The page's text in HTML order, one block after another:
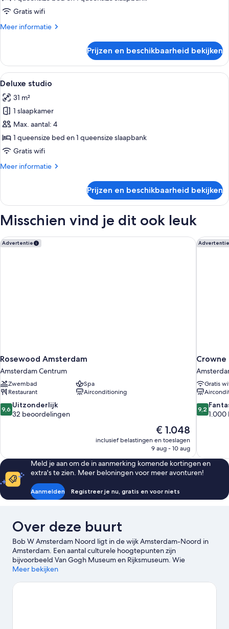
Gratis wifi
Meer informatie
Meer
studio
Prijzen en beschikbaarheid bekijken
Alle
foto's
voor
Deluxe
studio
laden
Een bed met een wit kussen en een
14
Deluxe studio
31 m²
1 slaapkamer
Max. aantal: 4
1 queensize bed en 1 queensize slaapbank
Gratis wifi
Meer informatie
Meer
studio
Prijzen en beschikbaarheid bekijken
Misschien vind je dit ook leuk
Advertentie
Rosewood Amsterdam
Amsterdam Centrum
Zwembad
Spa
Restaurant
Airconditioning
9.6
van
beoordelingen
9,6 Uitzonderlijk
32 beoordelingen
De
prijs
is
€ 1.048
inclusief belastingen en toeslagen
9 aug - 10 aug
Rosewood Amsterdam Advertentie
Crowne
Gratis
9.2
van
9,2
1.000
Crowne
Meld je aan om de in aanmerking komende kortingen en
extra's te zien. Meer beloningen voor meer avonturen!
Aanmelden Registreer je nu, gratis en voor niets
Over deze buurt
Bob W Amsterdam Noord ligt in de wijk Amsterdam-Noord in
Amsterdam. Een aantal culturele hoogtepunten zijn
bijvoorbeeld Van Gogh Museum en Rijksmuseum. Wie
daarnaast graag de winkelstraten afstruint, kan zich bij De
evenement of wedstrijd te genieten? Kijk dan eens wat er bij
Meer bekijken